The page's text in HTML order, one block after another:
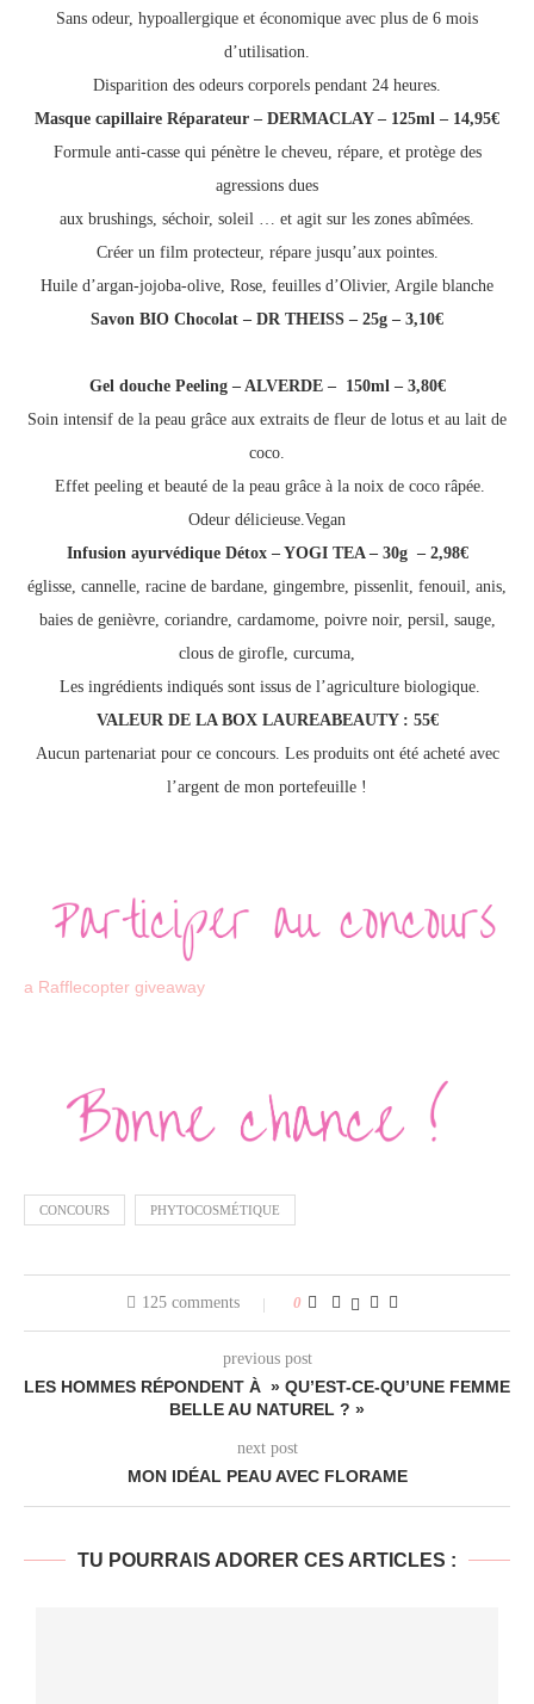
Sans odeur, hypoallergique et économique avec plus de 6 mois
d’utilisation.
Disparition des odeurs corporels pendant 24 heures.
Masque capillaire Réparateur – DERMACLAY – 125ml – 14,95€
Formule anti-casse qui pénètre le cheveu, répare, et protège des
agressions dues
aux brushings, séchoir, soleil … et agit sur les zones abîmées.
Créer un film protecteur, répare jusqu’aux pointes.
Huile d’argan-jojoba-olive, Rose, feuilles d’Olivier, Argile blanche
Savon BIO Chocolat – DR THEISS – 25g – 3,10€
Gel douche Peeling – ALVERDE – 150ml – 3,80€
Soin intensif de la peau grâce aux extraits de fleur de lotus et au lait de
coco.
Effet peeling et beauté de la peau grâce à la noix de coco râpée.
Odeur délicieuse.Vegan
Infusion ayurvédique Détox – YOGI TEA – 30g – 2,98€
églisse, cannelle, racine de bardane, gingembre, pissenlit, fenouil, anis,
baies de genièvre, coriandre, cardamome, poivre noir, persil, sauge,
clous de girofle, curcuma,
Les ingrédients indiqués sont issus de l’agriculture biologique.
VALEUR DE LA BOX LAUREABEAUTY : 55€
Aucun partenariat pour ce concours. Les produits ont été acheté avec
l’argent de mon portefeuille !
a Rafflecopter giveaway
CONCOURS PHYTOCOSMÉTIQUE
125 comments 0
previous post
LES HOMMES RÉPONDENT À » QU’EST-CE-QU’UNE FEMME
BELLE AU NATUREL ? »
next post
MON IDÉAL PEAU AVEC FLORAME
TU POURRAIS ADORER CES ARTICLES :